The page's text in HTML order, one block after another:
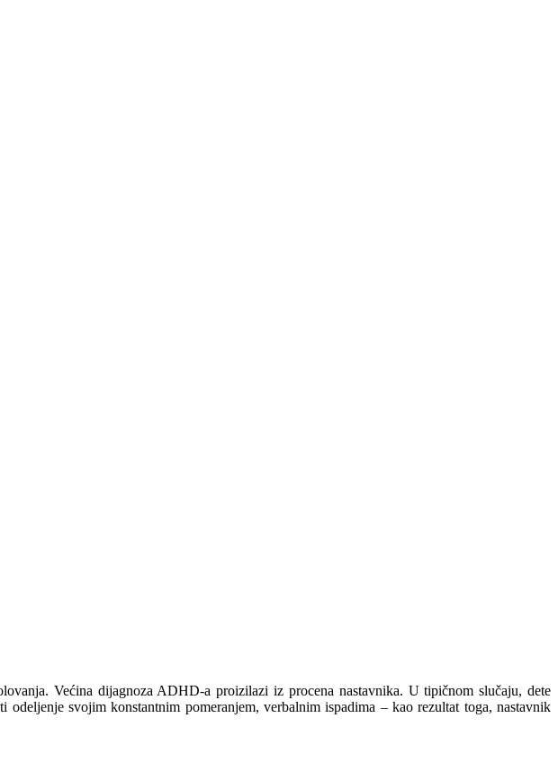
Većina dijagnoza ADHD-a proizilazi iz procena nastavnika. U tipičnom slučaju, dete
svojim konstantnim pomeranjem, verbalnim ispadima – kao rezultat toga, nastavnik